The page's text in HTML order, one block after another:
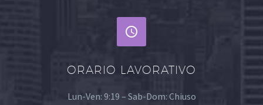


ORARIO LAVORATIVO
Lun-Ven: 9:19 – Sab-Dom: Chiuso